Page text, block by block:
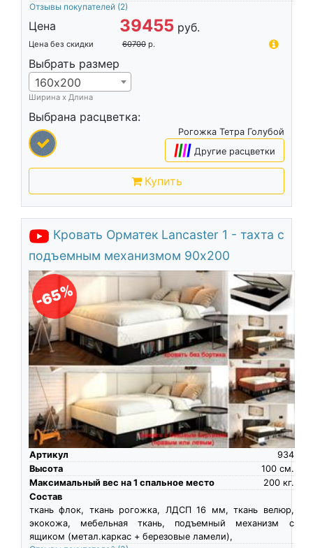
Отзывы покупателей (2)
Цена 39455 руб.
Цена без скидки 60700 р.
Выбрать размер
160х200
Ширина х Длина
Выбрана расцветка:
Рогожка Тетра Голубой
|||| Другие расцветки
Купить
Кровать Орматек Lancaster 1 - тахта с
подъемным механизмом 90х200
-65%
Артикул
934
Высота
см.
100
Максимальный вес на 1 спальное место
кг.
200
Состав
ткань флок, ткань рогожка, ЛДСП 16 мм, ткань велюр,
экокожа, мебельная ткань, подъемный механизм с
ящиком (метал.каркас + березовые ламели),